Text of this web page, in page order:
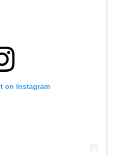
on Instagram